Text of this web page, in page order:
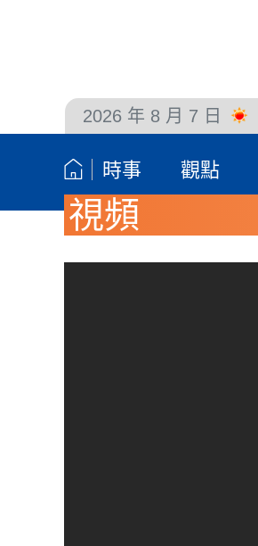
2026 年 8 月 7 日
時事 觀點
視頻